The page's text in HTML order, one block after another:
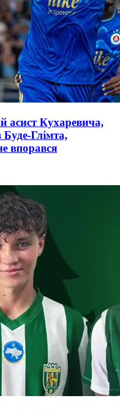
асист Кухаревича,
Буде-Глімта,
впорався